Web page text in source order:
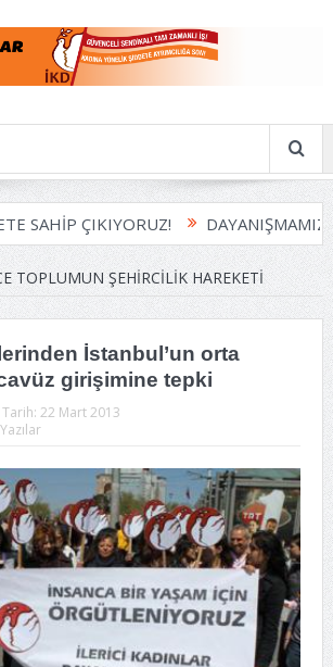
SAHİP ÇIKIYORUZ! DAYANIŞMAMIZI
TOPLUMUN ŞEHIRCILIK HAREKETI
İstanbul’un orta
girişimine tepki
Tarih: 22 Mart 2013
Yazılar